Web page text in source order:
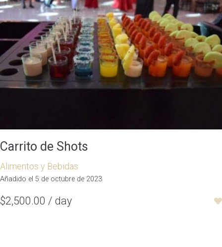
Carrito de Shots
Alimentos y Bebidas
Añadido el 5 de octubre de 2023
$2,500.00 / day